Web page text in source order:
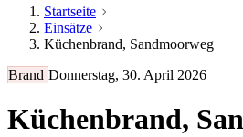
Startseite
Einsätze
Küchenbrand, Sandmoorweg
Brand Donnerstag, 30. April 2026
Küchenbrand,